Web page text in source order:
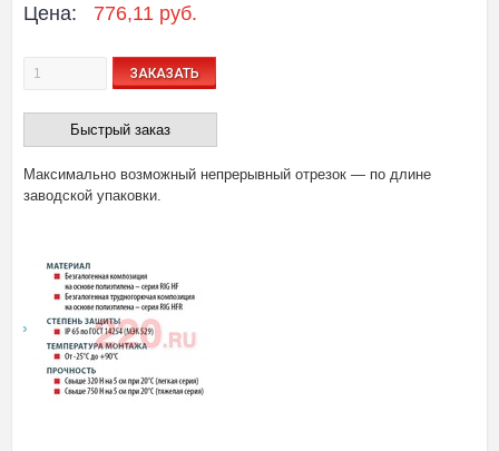
Цена: 776,11 руб.
ЗАКАЗАТЬ
Быстрый заказ
Максимально возможный непрерывный отрезок — по длине
заводской упаковки.